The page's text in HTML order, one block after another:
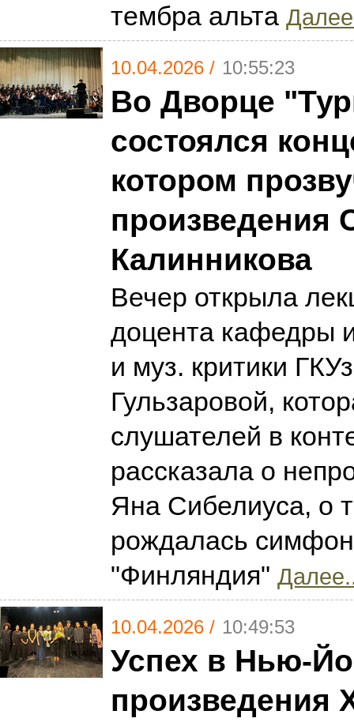
тембра альта
10.04.2026 / 10:55:23
Во Дворце
состоялся
котором
произведения
Калинникова
Вечер открыла
доцента кафедры
и муз. критики
Гульзаровой,
слушателей в
рассказала о
Яна Сибелиуса, о
рождалась
"Финляндия"
10.04.2026 / 10:49:53
Успех в Нью-
произведения